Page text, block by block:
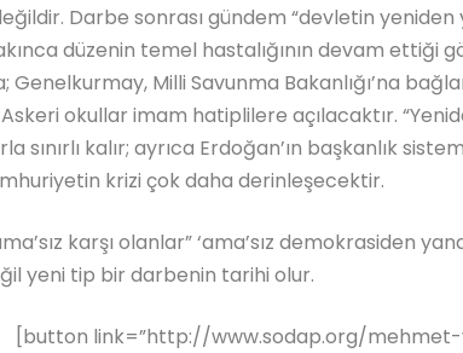
Darbe sonrası gündem “devletin yeniden
düzenin temel hastalığının devam ettiği
Genelkurmay, Milli Savunma Bakanlığı’na
okullar imam hatiplilere açılacaktır.
sınırlı kalır; ayrıca Erdoğan’ın başkanlık
krizi çok daha derinleşecektir.
karşı olanlar” ‘ama’sız demokrasiden
yeni tip bir darbenin tarihi olur.
[button link=”http://www.sodap.org/